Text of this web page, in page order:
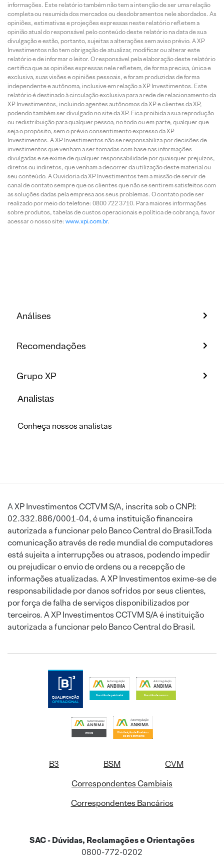
informações. Este relatório também não tem a intenção de ser uma relação
completa ou resumida dos mercados ou desdobramentos nele abordados. As
opiniões, estimativas e projeções expressas neste relatório refletem a
opinião atual do responsável pelo conteúdo deste relatório na data de sua
divulgação e estão, portanto, sujeitas a alterações sem aviso prévio. A XP
Investimentos não tem obrigação de atualizar, modificar ou alterar este
relatório e de informar o leitor. O responsável pela elaboração deste relatório
certifica que as opiniões expressas nele refletem, de forma precisa, única e
exclusiva, suas visões e opiniões pessoais, e foram produzidas de forma
independente e autônoma, inclusive em relação a XP Investimentos. Este
relatório é destinado à circulação exclusiva para a rede de relacionamento da
XP Investimentos, incluindo agentes autônomos da XP e clientes da XP,
podendo também ser divulgado no site da XP. Fica proibida a sua reprodução
ou redistribuição para qualquer pessoa, no todo ou em parte, qualquer que
seja o propósito, sem o prévio consentimento expresso da XP
Investimentos. A XP Investimentos não se responsabiliza por decisões de
investimentos que venham a ser tomadas com base nas informações
divulgadas e se exime de qualquer responsabilidade por quaisquer prejuízos,
diretos ou indiretos, que venham a decorrer da utilização deste material ou
seu conteúdo. A Ouvidoria da XP Investimentos tem a missão de servir de
canal de contato sempre que os clientes que não se sentirem satisfeitos com
as soluções dadas pela empresa aos seus problemas. O contato pode ser
realizado por meio do telefone: 0800 722 3710. Para maiores informações
sobre produtos, tabelas de custos operacionais e política de cobrança, favor
acessar o nosso site: www.xpi.com.br.
Análises
Recomendações
Grupo XP
Analistas
Conheça nossos analistas
A XP Investimentos CCTVM S/A, inscrita sob o CNPJ:
02.332.886/0001-04, é uma instituição financeira
autorizada a funcionar pelo Banco Central do Brasil.Toda
comunicação através de rede mundial de computadores
está sujeita a interrupções ou atrasos, podendo impedir
ou prejudicar o envio de ordens ou a recepção de
informações atualizadas. A XP Investimentos exime-se de
responsabilidade por danos sofridos por seus clientes,
por força de falha de serviços disponibilizados por
terceiros. A XP Investimentos CCTVM S/A é instituição
autorizada a funcionar pelo Banco Central do Brasil.
B3 BSM
CVM
Correspondentes Cambiais
Correspondentes Bancários
SAC - Dúvidas, Reclamações e Orientações
0800-772-0202